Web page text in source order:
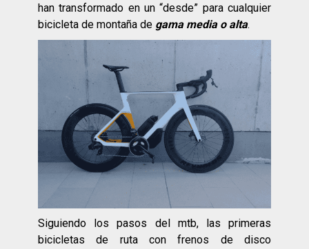
han transformado en un “desde” para cualquier
bicicleta de montaña de gama media o alta.
Siguiendo los pasos del mtb, las primeras
bicicletas de ruta con frenos de disco